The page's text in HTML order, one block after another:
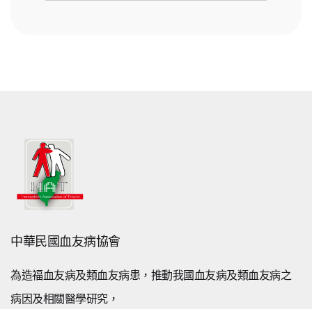
中華民國血友病協會
為造福血友病及類血友病患，推動我國血友病及類血友病之
病因及相關醫學研究，